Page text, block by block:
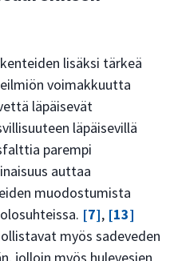
lisäksi tärkeä
voimakkuutta
läpäisevät
läpäisevillä
parempi
auttaa
muodostumista
[7], [13]
myös sadeveden
jolloin myös hulevesien